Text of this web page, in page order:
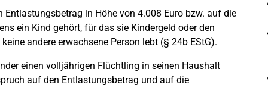
in Höhe von 4.008 Euro bzw. auf die
ein Kind gehört, für das sie Kindergeld oder den
andere erwachsene Person lebt (§ 24b EStG).
einen volljährigen Flüchtling in seinen Haushalt
auf den Entlastungsbetrag und auf die